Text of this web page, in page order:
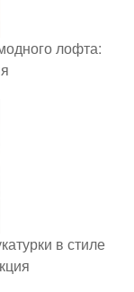
лофта:
в стиле